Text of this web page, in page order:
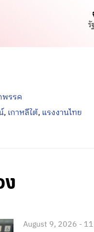
พรรค
,เกาหลีใต้,แรงงานไทย
ง
August 9, 2026 -